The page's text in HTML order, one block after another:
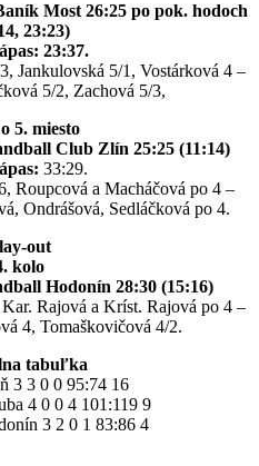
Most 26:25 po pok. hodoch
23:23)
23:37.
Jankulovská 5/1, Vostárková 4 –
5/2, Zachová 5/3,
5. miesto
Club Zlín 25:25 (11:14)
33:29.
Roupcová a Macháčová po 4 –
Ondrášová, Sedláčková po 4.
out
kolo
Hodonín 28:30 (15:16)
Rajová a Kríst. Rajová po 4 –
4, Tomaškovičová 4/2.
tabuľka
3 3 0 0 95:74 16
4 0 0 4 101:119 9
3 2 0 1 83:86 4